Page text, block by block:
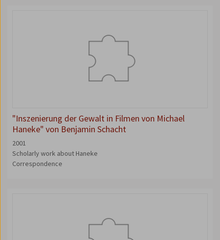
"Inszenierung der Gewalt in Filmen von Michael
Haneke" von Benjamin Schacht
2001
Scholarly work about Haneke
Correspondence